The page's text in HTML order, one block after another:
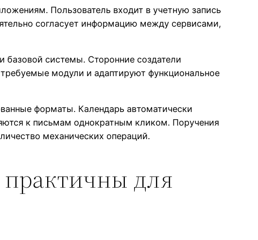
Пользователь входит в учетную запись
согласует информацию между сервисами,
базовой системы. Сторонние создатели
модули и адаптируют функциональное
форматы. Календарь автоматически
к письмам однократным кликом. Поручения
механических операций.
для